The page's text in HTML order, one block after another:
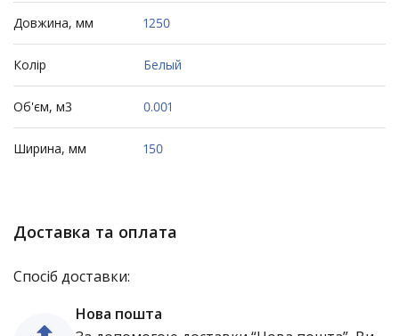
Довжина, мм 1250
Колір Белый
Об'єм, м3 0.001
Ширина, мм 150
Доставка та оплата
Спосіб доставки:
Нова пошта